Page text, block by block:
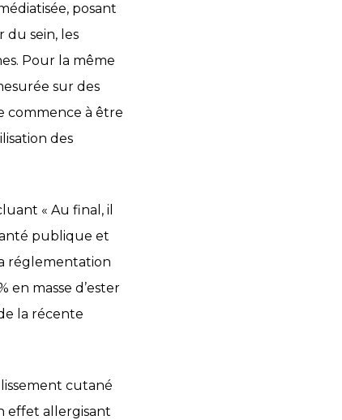
posant
du sein, les
Pour la même
sur des
commence à être
des
« Au final, il
publique et
réglementation
en masse d’ester
la récente
cutané
effet allergisant